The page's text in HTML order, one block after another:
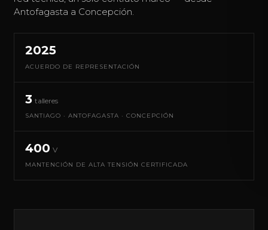
Antofagasta a Concepción.
2025
ACUERDO DE REPRESENTACIÓN
3 talleres
SANTIAGO · ANTOFAGASTA · CONCEPCIÓN
400 V
MANTENCIÓN DE ALTA TENSIÓN CERTIFICADA